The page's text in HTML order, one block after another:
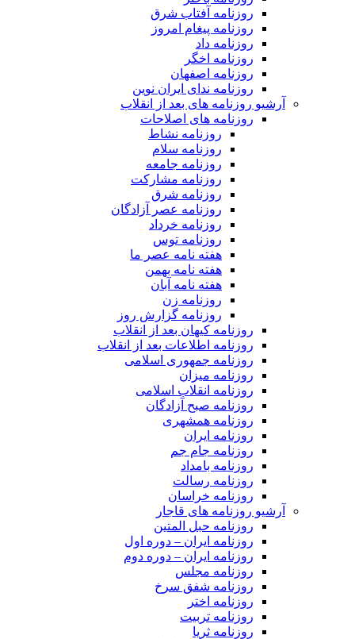
روزنامه آفتاب شرق
روزنامه پیغام امروز
روزنامه داد
روزنامه اخگر
روزنامه اصفهان
روزنامه ندای ایران نوین
آرشیو روزنامه های بعد از انقلاب
روزنامه های اصلاحات
روزنامه نشاط
روزنامه سلام
روزنامه جامعه
روزنامه مشارکت
روزنامه شرق
روزنامه عصر آزادگان
روزنامه خرداد
روزنامه توس
هفته نامه عصر ما
هفته نامه بهمن
هفته نامه آبان
روزنامه زن
روزنامه گزارش روز
روزنامه کیهان بعد از انقلاب
روزنامه اطلاعات بعد از انقلاب
روزنامه جمهوری اسلامی
روزنامه میزان
روزنامه انقلاب اسلامی
روزنامه صبح آزادگان
روزنامه همشهری
روزنامه ایران
روزنامه جام جم
روزنامه بامداد
روزنامه رسالت
روزنامه خراسان
آرشیو روزنامه های قاجار
روزنامه حبل المتین
روزنامه ایران – دوره اول
روزنامه ایران – دوره دوم
روزنامه مجلس
روزنامه شفق سرخ
روزنامه اختر
روزنامه تربیت
روزنامه ثریا